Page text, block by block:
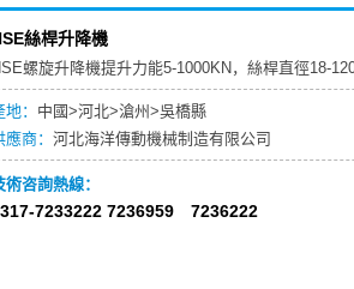
絲桿升降機
螺旋升降機提升力能5-1000KN，絲桿直徑18-
地： 中國>河北>滄州>吳橋縣
應商： 河北海洋傳動機械制造有限公司
術咨詢熱線：
7233222 7236959 7236222